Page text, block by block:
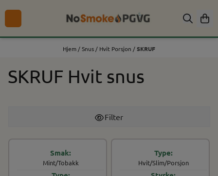
Hopp til innhold
Hjem /Snus / Hvit Porsjon /SKRUF
SKRUF Hvit snus
Filter
Mint/Tobakk Hvit/Slim/Porsjon